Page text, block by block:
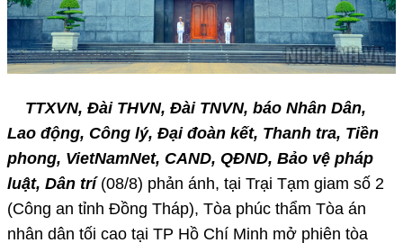
TTXVN, Đài THVN, Đài TNVN, báo Nhân Dân,
Lao động, Công lý, Đại đoàn kết, Thanh tra, Tiền
phong, VietNamNet, CAND, QĐND, Bảo vệ pháp
luật, Dân trí(08/8) phản ánh, tại Trại Tạm giam số 2
(Công an tỉnh Đồng Tháp), Tòa phúc thẩm Tòa án
nhân dân tối cao tại TP Hồ Chí Minh mở phiên tòa